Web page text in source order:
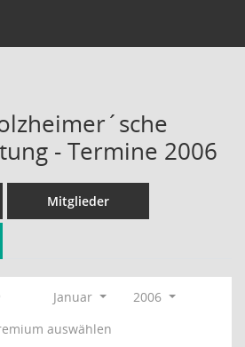
- Termine 2006
Mitglieder
Januar
2006
auswählen